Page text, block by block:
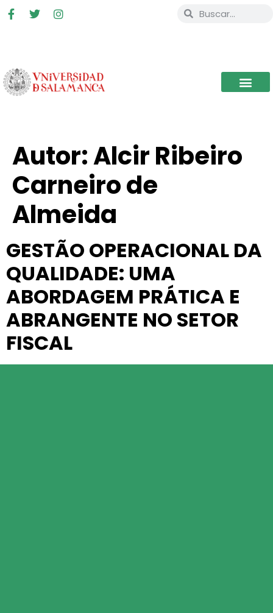
Autor:Alcir Ribeiro
Carneiro de
Almeida
GESTÃO OPERACIONAL DA
QUALIDADE: UMA
ABORDAGEM PRÁTICA E
ABRANGENTE NO SETOR
FISCAL